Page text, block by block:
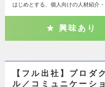
はじめとする、個人向けの人材紹介
興味あり
【フル出社】プロダ
ル／コミュニケーシ